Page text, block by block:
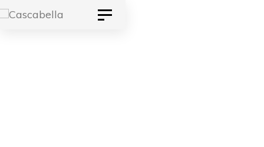
Skip
Skip
Toggle